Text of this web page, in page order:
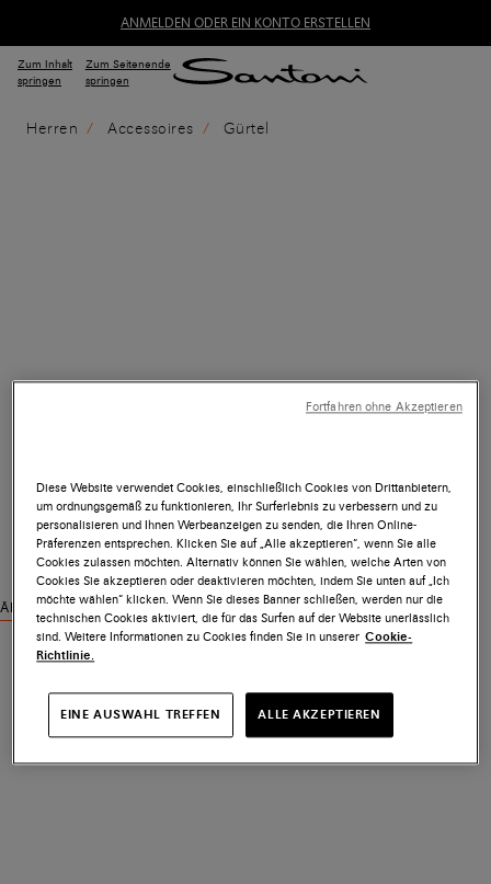
ANMELDEN ODER EIN KONTO ERSTELLEN
Zum Inhalt
springen
Zum Seitenende
springen
Herren Accessoires Gürtel
Ähnliche Produkte ansehen
Diese Website verwendet Cookies, einschließlich Cookies von Drittanbietern,
um ordnungsgemäß zu funktionieren, Ihr Surferlebnis zu verbessern und zu
personalisieren und Ihnen Werbeanzeigen zu senden, die Ihren Online-
Präferenzen entsprechen. Klicken Sie auf „Alle akzeptieren“, wenn Sie alle
Cookies zulassen möchten. Alternativ können Sie wählen, welche Arten von
Cookies Sie akzeptieren oder deaktivieren möchten, indem Sie unten auf „Ich
möchte wählen“ klicken. Wenn Sie dieses Banner schließen, werden nur die
technischen Cookies aktiviert, die für das Surfen auf der Website unerlässlich
sind. Weitere Informationen zu Cookies finden Sie in unserer Cookie-
Richtlinie.
EINE AUSWAHL TREFFEN ALLE AKZEPTIEREN
Fortfahren ohne Akzeptieren